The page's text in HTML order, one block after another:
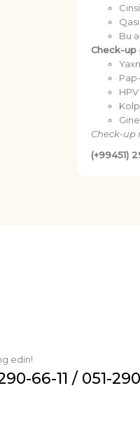
Bu
Check-up
Check-up
(+99451)
edin!
66-11 / 051-